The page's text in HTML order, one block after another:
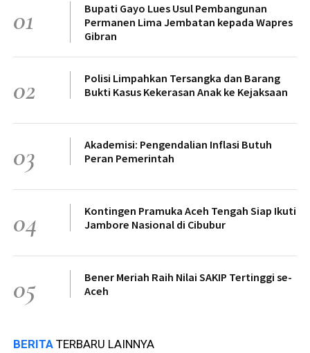
01
Bupati Gayo Lues Usul Pembangunan
Permanen Lima Jembatan kepada Wapres
Gibran
02
Polisi Limpahkan Tersangka dan Barang
Bukti Kasus Kekerasan Anak ke Kejaksaan
03
Akademisi: Pengendalian Inflasi Butuh
Peran Pemerintah
04
Kontingen Pramuka Aceh Tengah Siap Ikuti
Jambore Nasional di Cibubur
05
Bener Meriah Raih Nilai SAKIP Tertinggi se-
Aceh
BERITA TERBARU LAINNYA